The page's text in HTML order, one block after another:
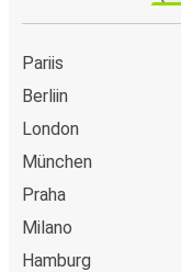
Pariis
Berliin
London
München
Praha
Milano
Hamburg